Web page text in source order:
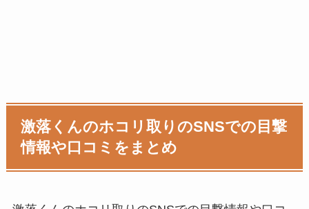
激落くんのホコリ取りのSNSでの目撃
情報や口コミをまとめ